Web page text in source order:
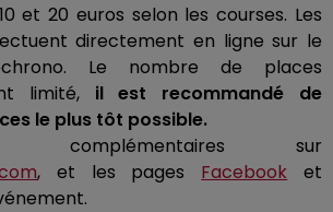
et 20 euros selon les courses. Les
directement en ligne sur le
. Le nombre de places
limité, il est recommandé de
le plus tôt possible.
complémentaires sur
, et les pages Facebook et